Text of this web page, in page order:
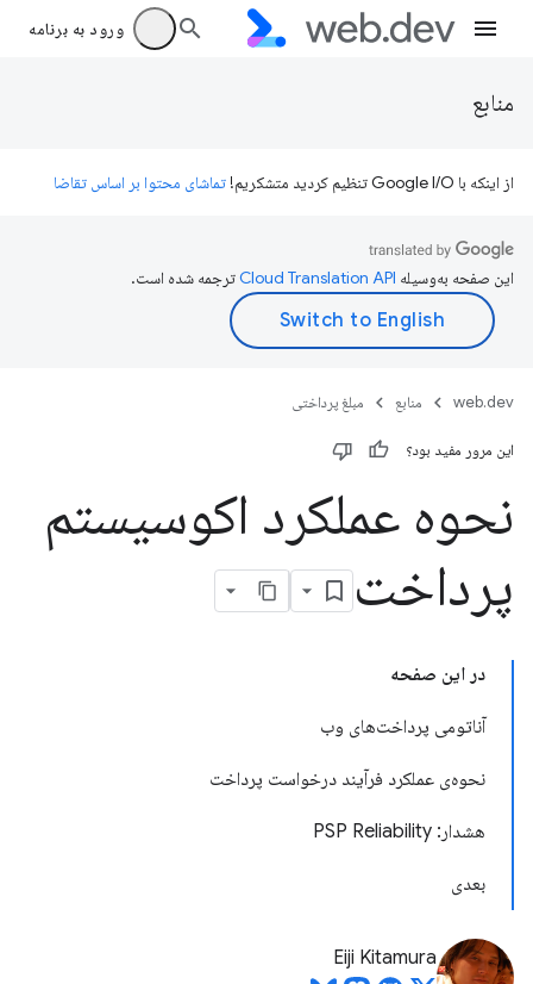
ورود به برنامه
منابع
از اینکه با Google I/O تنظیم کردید متشکریم! تماشای محتوا بر اساس تقاضا
این صفحه به‌وسیله ترجمه شده است.
web.dev منابع مبلغ پرداختی
این مرور مفید بود؟
نحوه عملکرد اکوسیستم
پرداخت
در این صفحه
آناتومی پرداخت‌های وب
نحوه‌ی عملکرد فرآیند درخواست پرداخت
هشدار: PSP Reliability
بعدی
Eiji Kitamura